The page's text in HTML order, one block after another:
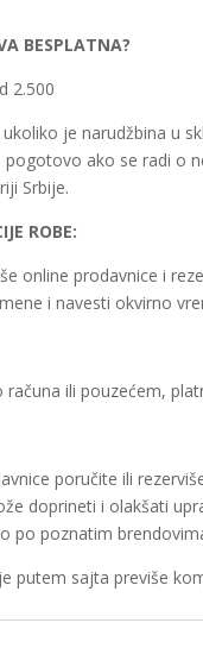
BESPLATNA?
2.500
je narudžbina u
pogotovo ako se radi o
Srbije.
ROBE:
online prodavnice i
i navesti okvirno
ili pouzećem,
poručite ili
doprineti i olakšati
po poznatim
putem sajta previše